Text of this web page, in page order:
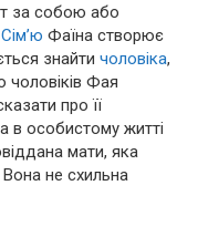
за собою або
Сім’ю Фаїна створює
знайти чоловіка,
чоловіків Фая
про її
в особистому житті
мати, яка
. Вона не схильна